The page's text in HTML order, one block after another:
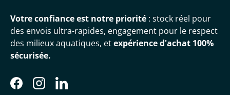
Votre confiance est notre priorité : stock réel pour
des envois ultra-rapides, engagement pour le respect
des milieux aquatiques, etexpérience d'achat 100%
sécurisée.
FacebookInstagramLinkedIn